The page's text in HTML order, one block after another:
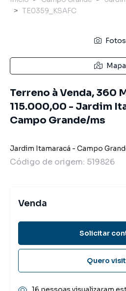
TE0359_KSAFC
Fotos
Mapa
Terreno à Venda, 360
115.000,00 - Jardim
Campo Grande/ms
Jardim Itamaracá - Campo
Código de origem: 519826
Venda
Solicitar
Quero